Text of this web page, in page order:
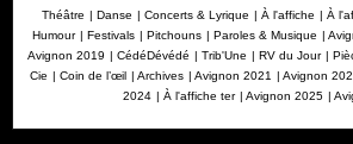
Théâtre | Danse | Concerts & Lyrique | À l'affiche | À
Humour | Festivals | Pitchouns | Paroles & Musique |
Avignon 2019 | CédéDévédé | Trib'Une | RV du Jour |
Cie | Coin de l’œil | Archives | Avignon 2021 | Avignon
2024 | À l'affiche ter | Avignon 2025 |